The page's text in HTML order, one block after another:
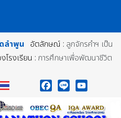
ลำพูน อัตลักษณ์ : ลูกจักรคำฯ เป็น
โรงเรียน : การศึกษาเพื่อพัฒนาชีวิต